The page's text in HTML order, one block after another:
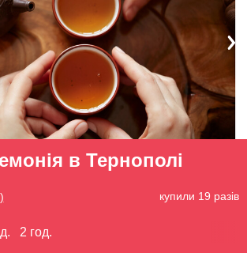
в Тернополі
купили 19 разів
2 год.